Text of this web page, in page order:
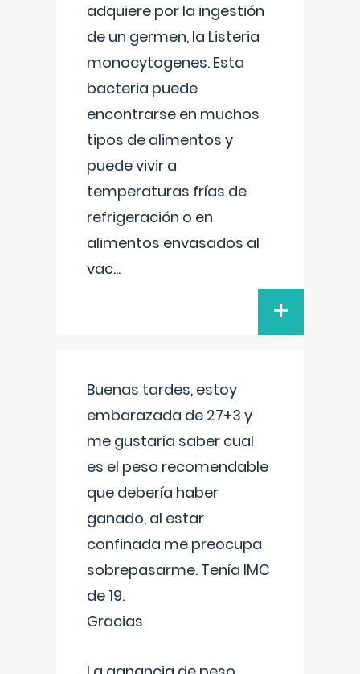
adquiere por la ingestión
de un germen, la Listeria
monocytogenes. Esta
bacteria puede
encontrarse en muchos
tipos de alimentos y
puede vivir a
temperaturas frías de
refrigeración o en
alimentos envasados al
vac...
+
Buenas tardes, estoy
embarazada de 27+3 y
me gustaría saber cual
es el peso recomendable
que debería haber
ganado, al estar
confinada me preocupa
sobrepasarme. Tenía IMC
de 19.
Gracias